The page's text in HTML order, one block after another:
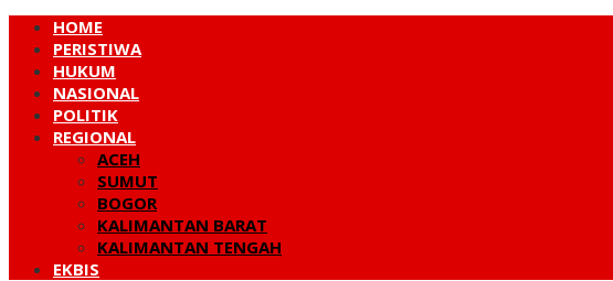
HOME
PERISTIWA
HUKUM
NASIONAL
POLITIK
REGIONAL
ACEH
SUMUT
BOGOR
KALIMANTAN BARAT
KALIMANTAN TENGAH
EKBIS